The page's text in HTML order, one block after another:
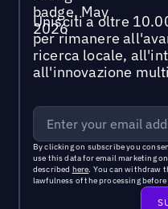
Unisciti a oltre
per rimanere
ricerca locale,
all'innovazione
By clicking on subscribe you
use this data for email marketing
described here. You can withdraw
lawfulness of the processing